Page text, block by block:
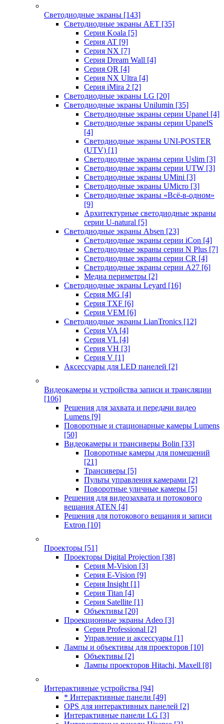
Светодиодные экраны [143]
Светодиодные экраны AET [35]
Cерия Koala [5]
Серия AT [9]
Серия NX [7]
Серия Dream Wall [4]
Серия QR [4]
Серия NX Ultra [4]
Серия iMira 2 [2]
Светодиодные экраны LG [20]
Светодиодные экраны Unilumin [35]
Светодиодные экраны серии Upanel [4]
Светодиодные экраны серии UpanelS
[4]
Светодиодные экраны UNI-POSTER
(UTV) [1]
Светодиодные экраны серии Uslim [3]
Светодиодные экраны серии UTW [3]
Светодиодные экраны UMini [3]
Светодиодные экраны UMicro [3]
Светодиодные экраны «Всё-в-одном»
[9]
Архитектурные светодиодные экраны
серии U-natural [5]
Светодиодные экраны Absen [23]
Светодиодные экраны серии iCon [4]
Светодиодные экраны серии N Plus [7]
Светодиодные экраны серии CR [4]
Светодиодные экраны серии А27 [6]
Медиа периметры [2]
Светодиодные экраны Leyard [16]
Серия MG [4]
Серия TXF [6]
Серия VEM [6]
Светодиодные экраны LianTronics [12]
Серия VA [4]
Серия VL [4]
Серия VH [3]
Серия V [1]
Аксессуары для LED панелей [2]
Видеокамеры и устройства записи и трансляции
[106]
Решения для захвата и передачи видео
Lumens [9]
Поворотные и стационарные камеры Lumens
[50]
Видеокамеры и трансиверы Bolin [33]
Поворотные камеры для помещений
[21]
Трансиверы [5]
Пульты управления камерами [2]
Поворотные уличные камеры [5]
Решения для видеозахвата и потокового
вещания ATEN [4]
Решения для потокового вещания и записи
Extron [10]
Проекторы [51]
Проекторы Digital Projection [38]
Серия M-Vision [3]
Серия E-Vision [9]
Серия Insight [1]
Серия Titan [4]
Серия Satellite [1]
Объективы [20]
Проекционные экраны Adeo [3]
Серия Professional [2]
Управление и аксессуары [1]
Лампы и объективы для проекторов [10]
Объективы [2]
Лампы проекторов Hitachi, Maxell [8]
Интерактивные устройства [94]
* Интерактивные панели [49]
OPS для интерактивных панелей [2]
Интерактивные панели LG [3]